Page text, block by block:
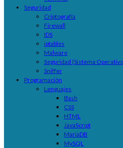
Seguridad
Criptografía
Firewall
IDS
iptables
Malware
Seguridad (Sistema
Sniffer
Programación
Lenguajes
Bash
CSS
HTML
JavaScript
MariaDB
MySQL